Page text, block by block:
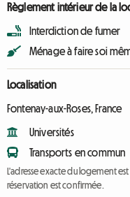
Règlement intérieur de la
Interdiction de fumer
Ménage à faire soi
Localisation
Fontenay-aux-Roses, France
Universités
Transports en commun
L'adresse exacte du logement
réservation est confirmée.